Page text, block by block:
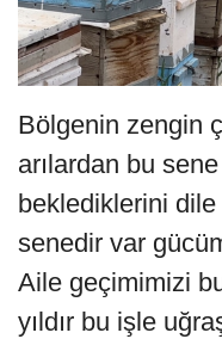
Bölgenin zengin
arılardan bu
beklediklerini
senedir var
Aile geçimimizi
yıldır bu işle